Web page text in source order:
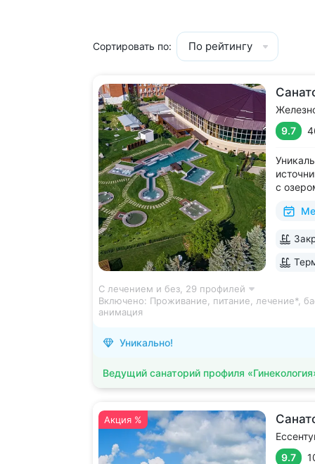
Сортировать по: По рейтингу
9.7
с
зал,
С лечением и без, 29 профилей
Включено: Проживание, питание, лечение*,
анимация
Уникально!
Ведущий санаторий профиля
Акция %
9.7